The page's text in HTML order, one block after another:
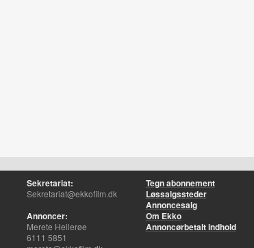
Sekretariat:
Sekretariat@ekkofilm.dk
Annoncer:
Merete Hellerøe
6111 5851
Tegn abonnement
Løssalgssteder
Annoncesalg
Om Ekko
Annoncørbetalt indhold